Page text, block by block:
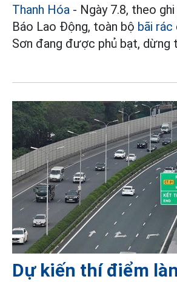
Thanh Hóa - Ngày 7.8, theo
Báo Lao Động, toàn bộ bãi rác
Sơn đang được phủ bạt, dừng
Dự kiến thí điểm